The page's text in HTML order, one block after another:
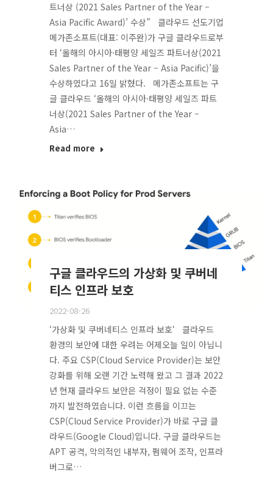
트너상 (2021 Sales Partner of the Year –
Asia Pacific Award)’ 수상” 클라우드 선도기업
메가존소프트(대표: 이주완)가 구글 클라우드로부
터 ‘올해의 아시아·태평양 세일즈 파트너상(2021
Sales Partner of the Year – Asia Pacific)’을
수상하였다고 16일 밝혔다. 메가존소프트는 구
글 클라우드 ‘올해의 아시아·태평양 세일즈 파트
너상(2021 Sales Partner of the Year –
Asia…
Read more
구글 클라우드의 가상화 및 쿠버네
티스 인프라 보호
2022-08-26
‘가상화 및 쿠버네티스 인프라 보호‘ 클라우드
환경의 보안에 대한 우려는 어제오늘 일이 아닙니
다. 주요 CSP(Cloud Service Provider)는 보안
강화를 위해 오랜 기간 노력해 왔고 그 결과 2022
년 현재 클라우드 보안은 걱정이 필요 없는 수준
까지 발전하였습니다. 이런 흐름을 이끄는
CSP(Cloud Service Provider)가 바로 구글 클
라우드(Google Cloud)입니다. 구글 클라우드는
APT 공격, 악의적인 내부자, 펌웨어 조작, 인프라
버그로…